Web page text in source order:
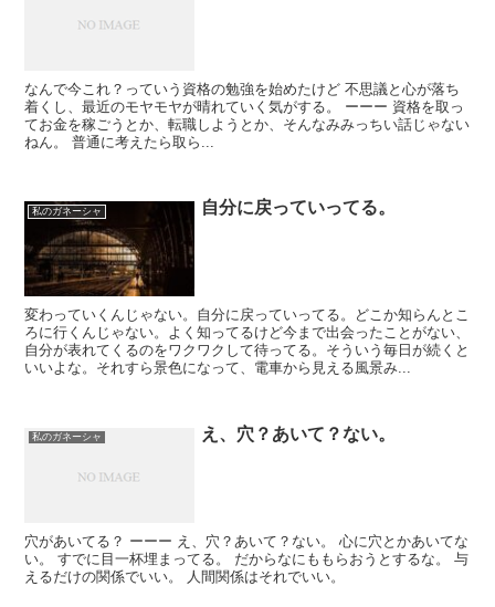
なんで今これ？っていう資格の勉強を始めたけど 不思議と心が落ち
着くし、最近のモヤモヤが晴れていく気がする。 ーーー 資格を取っ
てお金を稼ごうとか、転職しようとか、そんなみみっちい話じゃない
ねん。 普通に考えたら取ら...
私のガネーシャ 自分に戻っていってる。
変わっていくんじゃない。自分に戻っていってる。どこか知らんとこ
ろに行くんじゃない。よく知ってるけど今まで出会ったことがない、
自分が表れてくるのをワクワクして待ってる。そういう毎日が続くと
いいよな。それすら景色になって、電車から見える風景み...
私のガネーシャ え、穴？あいて？ない。
穴があいてる？ ーーー え、穴？あいて？ない。 心に穴とかあいてな
い。 すでに目一杯埋まってる。 だからなにももらおうとするな。 与
えるだけの関係でいい。 人間関係はそれでいい。